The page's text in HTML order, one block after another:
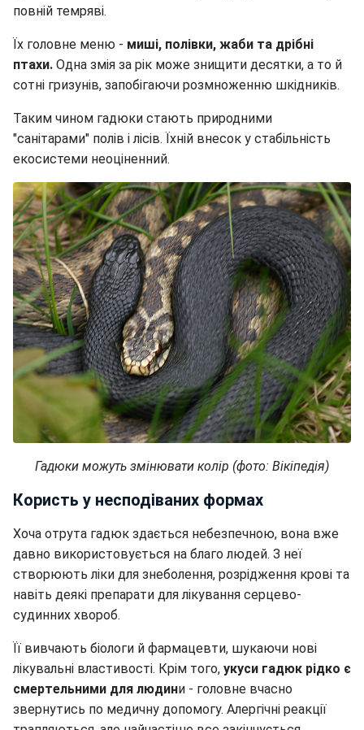
повній темряві.
Їх головне меню - миші, полівки, жаби та дрібні
птахи. Одна змія за рік може знищити десятки, а то й
сотні гризунів, запобігаючи розмноженню шкідників.
Таким чином гадюки стають природними
"санітарами" полів і лісів. Їхній внесок у стабільність
екосистеми неоціненний.
Гадюки можуть змінювати колір (фото: Вікіпедія)
Користь у несподіваних формах
Хоча отрута гадюк здається небезпечною, вона вже
давно використовується на благо людей. З неї
створюють ліки для знеболення, розрідження крові та
навіть деякі препарати для лікування серцево-
судинних хвороб.
Її вивчають біологи й фармацевти, шукаючи нові
лікувальні властивості. Крім того, укуси гадюк рідко є
смертельними для людини - головне вчасно
звернутись по медичну допомогу. Алергічні реакції